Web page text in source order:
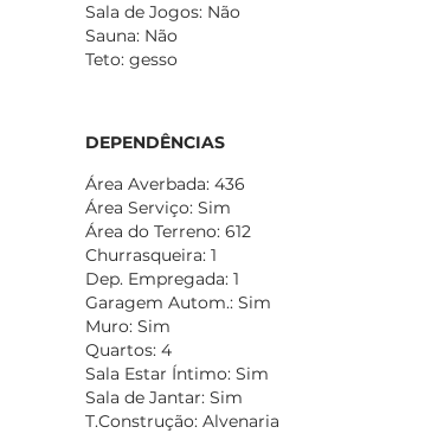
Sala de Jogos: Não
Sauna: Não
Teto: gesso
DEPENDÊNCIAS
Área Averbada: 436
Área Serviço: Sim
Área do Terreno: 612
Churrasqueira: 1
Dep. Empregada: 1
Garagem Autom.: Sim
Muro: Sim
Quartos: 4
Sala Estar Íntimo: Sim
Sala de Jantar: Sim
T.Construção: Alvenaria